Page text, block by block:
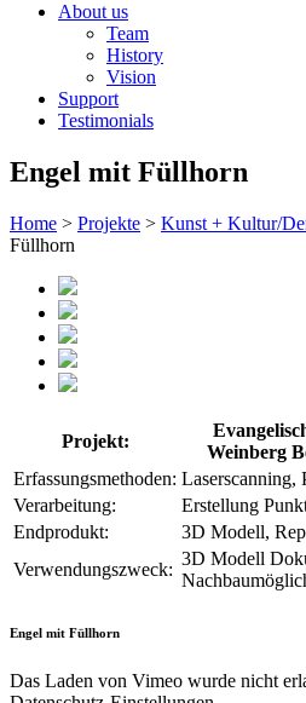
About us
Team
History
Vision
Support
Testimonials
Engel mit Füllhorn
Home > Projekte > Kunst + Kultur/
Füllhorn
Projekt:
Weinberg
Erfassungsmethoden: Laserscanning,
Verarbeitung:
Erstellung
Endprodukt:
3D Modell,
Verwendungszweck:
3D Modell
Engel mit Füllhorn
Das Laden von Vimeo wurde nicht